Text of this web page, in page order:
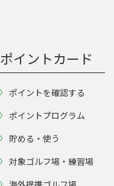
ポイントカード
ポイントを確認する
ポイントプログラム
貯める・使う
対象ゴルフ場・練習場